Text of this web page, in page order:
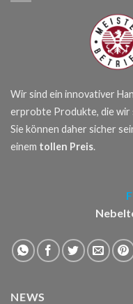
Wir sind ein innovativer
erprobte Produkte, die wir
Sie können daher sicher
einem tollen Preis.
NEWS